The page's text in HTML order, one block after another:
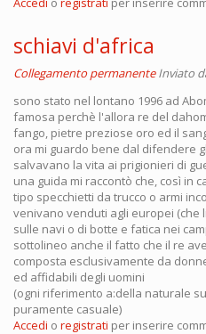
schiavi d'africa
Collegamento permanente Inviato
sono stato nel lontano 1996 ad
famosa perchè l'allora re del
fango, pietre preziose oro ed il
ora mi guardo bene dal difendere
salvavano la vita ai prigionieri di
una guida mi raccontò che, così in
tipo specchietti da trucco o armi
venivano venduti agli europei (che
sulle navi o di botte e fatica nei
sottolineo anche il fatto che il re
composta esclusivamente da
ed affidabili degli uomini
(ogni riferimento a:della naturale
puramente casuale)
Accedi o registrati per inserire